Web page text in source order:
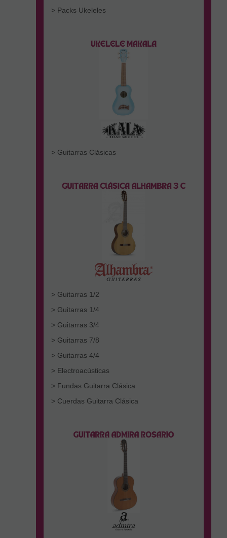
> Packs Ukeleles
> Guitarras Clásicas
> Guitarras 1/2
> Guitarras 1/4
> Guitarras 3/4
> Guitarras 7/8
> Guitarras 4/4
> Electroacústicas
> Fundas Guitarra Clásica
> Cuerdas Guitarra Clásica